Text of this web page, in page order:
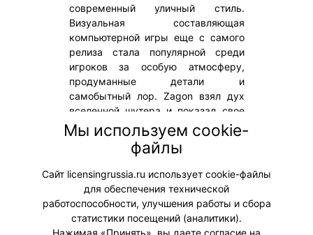
современный уличный стиль.
Визуальная составляющая
компьютерной игры еще с самого
релиза стала популярной среди
игроков за особую атмосферу,
продуманные детали и
самобытный лор. Zagon взял дух
вселенной шутера и показал свое
видение, как элементы
альтернативного прошлого могут
быть вплетены в фэшн коллекцию
нынешнего времени.
#ПродвижениеБренда #Коллаборации
Мы используем cookie-
файлы
Сайт licensingrussia.ru использует cookie-файлы
для обеспечения технической
работоспособности, улучшения работы и сбора
статистики посещений (аналитики).
Нажимая «Принять», вы даете согласие на